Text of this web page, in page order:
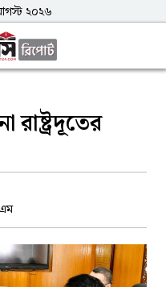
২০২৬
রাষ্ট্রদূতের